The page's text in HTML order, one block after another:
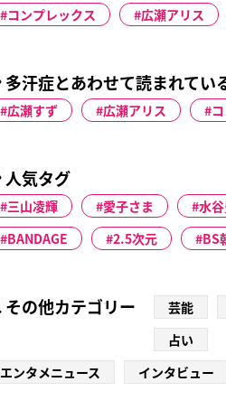
コンプレックス 広瀬アリス
多汗症とあわせて読まれてい
広瀬すず 広瀬アリス
人気タグ
三山凌輝 愛子さま 水
BANDAGE
2.5次元 BS
その他カテゴリー 芸能
占い
エンタメニュース
インタビュー